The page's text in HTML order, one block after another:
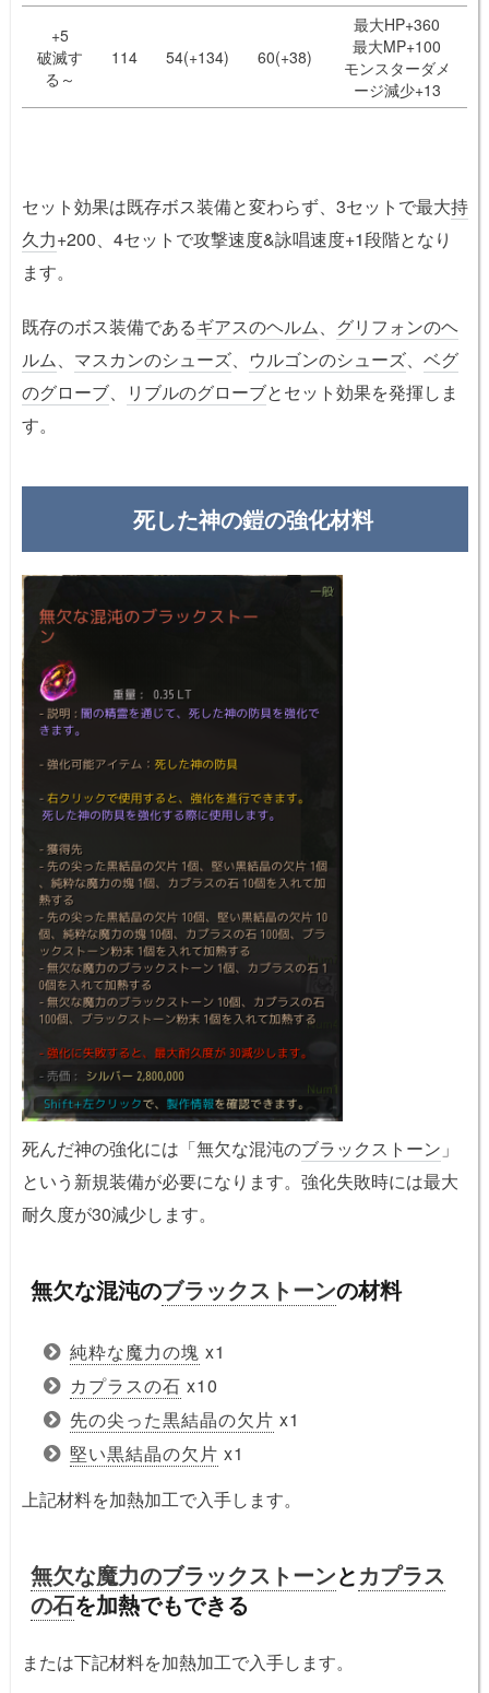
+5
破滅す
る～
114 54(+134) 60(+38)
最大HP+360
最大MP+100
モンスターダメ
ージ減少+13
セット効果は既存ボス装備と変わらず、3セットで最大持
久力+200、4セットで攻撃速度&詠唱速度+1段階となり
ます。
既存のボス装備であるギアスのヘルム、 グリフォンのヘ
ルム、 マスカンのシューズ、 ウルゴンのシューズ、 ベグ
のグローブ、 リブルのグローブとセット効果を発揮しま
す。
死した神の鎧の強化材料
死んだ神の強化には「無欠な混沌のブラックストーン 」
という新規装備が必要になります。強化失敗時には最大
耐久度が30減少します。
無欠な混沌のブラックストーンの材料
純粋な魔力の塊 x1
カプラスの石 x10
先の尖った黒結晶の欠片 x1
堅い黒結晶の欠片 x1
上記材料を加熱加工で入手します。
無欠な魔力のブラックストーンとカプラス
の石を加熱でもできる
または下記材料を加熱加工で入手します。